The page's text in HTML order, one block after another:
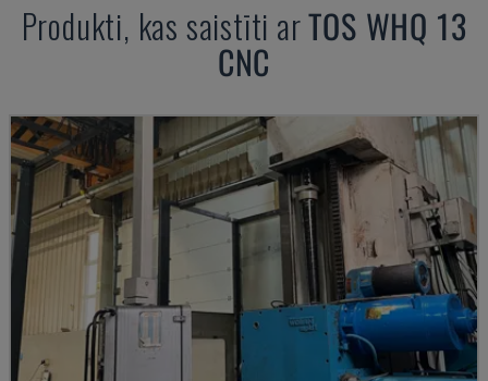
Produkti, kas saistīti arTOS WHQ 13
CNC